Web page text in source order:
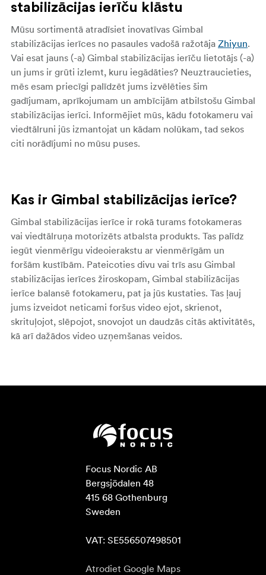
stabilizācijas ierīču klāstu
Mūsu sortimentā atradīsiet inovatīvas Gimbal
stabilizācijas ierīces no pasaules vadošā ražotāja Zhiyun.
Vai esat jauns (-a) Gimbal stabilizācijas ierīču lietotājs (-a)
un jums ir grūti izlemt, kuru iegādāties? Neuztraucieties,
mēs esam priecīgi palīdzēt jums izvēlēties šim
gadījumam, aprīkojumam un ambīcijām atbilstošu Gimbal
stabilizācijas ierīci. Informējiet mūs, kādu fotokameru vai
viedtālruni jūs izmantojat un kādam nolūkam, tad sekos
citi norādījumi no mūsu puses.
Kas ir Gimbal stabilizācijas ierīce?
Gimbal stabilizācijas ierīce ir rokā turams fotokameras
vai viedtālruņa motorizēts atbalsta produkts. Tas palīdz
iegūt vienmērīgu videoierakstu ar vienmērīgām un
foršām kustībām. Pateicoties divu vai trīs asu Gimbal
stabilizācijas ierīces žiroskopam, Gimbal stabilizācijas
ierīce balansē fotokameru, pat ja jūs kustaties. Tas ļauj
jums izveidot neticami foršus video ejot, skrienot,
skrituļojot, slēpojot, snovojot un daudzās citās aktivitātēs,
kā arī dažādos video uzņemšanas veidos.
Focus Nordic AB
Bergsjödalen 48
415 68 Gothenburg
Sweden
VAT: SE556507498501
Atrodiet Google Maps